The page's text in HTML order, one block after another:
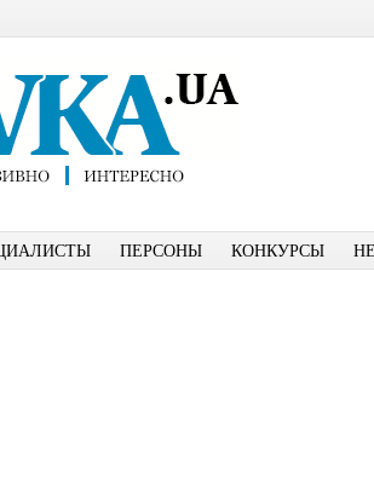
ПЕРСОНЫ КОНКУРСЫ